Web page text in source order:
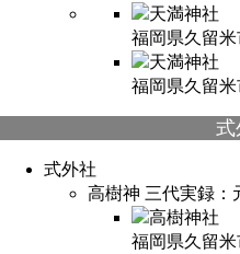
天満神社
福岡県久留
天満神社
福岡県久留
式
式外社
高樹神 三代実録：
高樹神社
福岡県久留米